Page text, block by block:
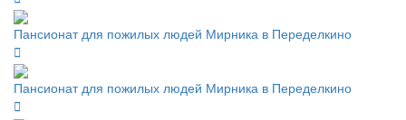
Пансионат для пожилых людей Мирника в Переделкино
Пансионат для пожилых людей Мирника в Переделкино